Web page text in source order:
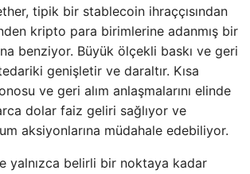
tipik bir stablecoin ihraççısından
kripto para birimlerine adanmış bir
benziyor. Büyük ölçekli baskı ve geri
genişletir ve daraltır. Kısa
ve geri alım anlaşmalarını elinde
dolar faiz geliri sağlıyor ve
aksiyonlarına müdahale edebiliyor.
yalnızca belirli bir noktaya kadar